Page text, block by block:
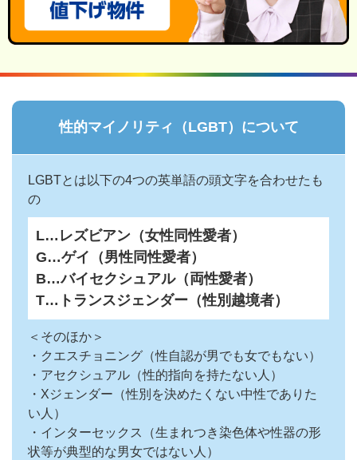
性的マイノリティ（LGBT）について
LGBTとは以下の4つの英単語の頭文字を合わせたも
の
L…レズビアン（女性同性愛者）
G…ゲイ（男性同性愛者）
B…バイセクシュアル（両性愛者）
T…トランスジェンダー（性別越境者）
＜そのほか＞
・クエスチョニング（性自認が男でも女でもない）
・アセクシュアル（性的指向を持たない人）
・Xジェンダー（性別を決めたくない中性でありた
い人）
・インターセックス（生まれつき染色体や性器の形
状等が典型的な男女ではない人）